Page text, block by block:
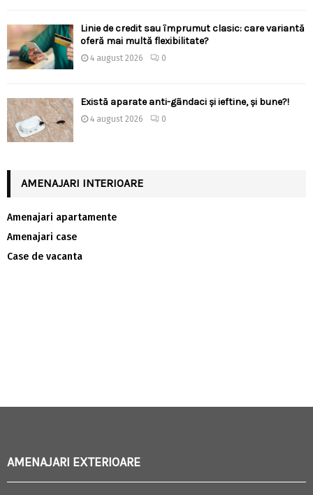
Linie de credit sau împrumut clasic: care variantă
oferă mai multă flexibilitate?
4 august 2026 0
Există aparate anti-gândaci și ieftine, și bune?!
4 august 2026 0
AMENAJARI INTERIOARE
Amenajari apartamente
Amenajari case
Case de vacanta
AMENAJARI EXTERIOARE